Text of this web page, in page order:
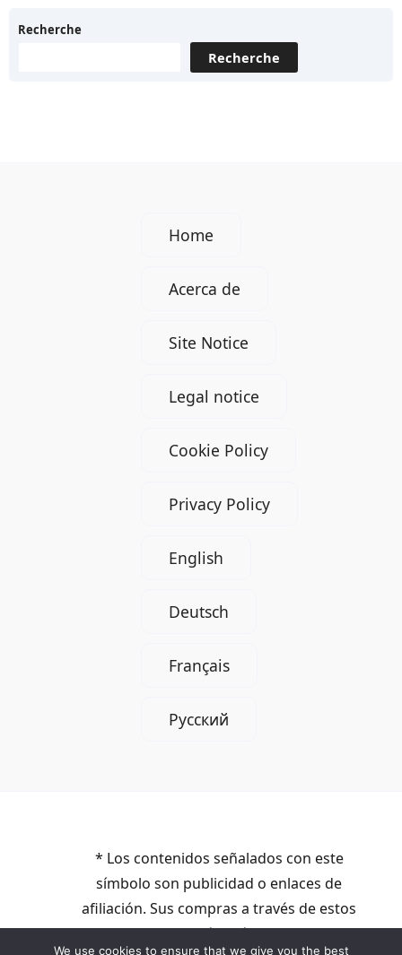
para
Recherche
Recherche
Home
Acerca de
Site Notice
Legal notice
Cookie Policy
Privacy Policy
English
Deutsch
Français
Русский
* Los contenidos señalados con este
símbolo son publicidad o enlaces de
afiliación. Sus compras a través de estos
enlaces no le costarán más. Percibimos una
We use cookies to ensure that we give you the best